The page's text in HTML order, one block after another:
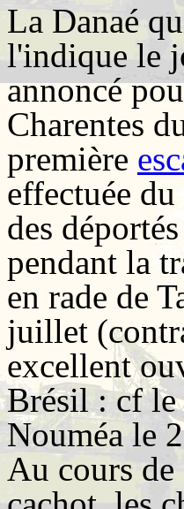
La Danaé
l'indique le
annoncé
Charentes
première
effectuée
des
pendant la
en rade de
juillet
excellent
Brésil : cf le
Nouméa le
Au cours de